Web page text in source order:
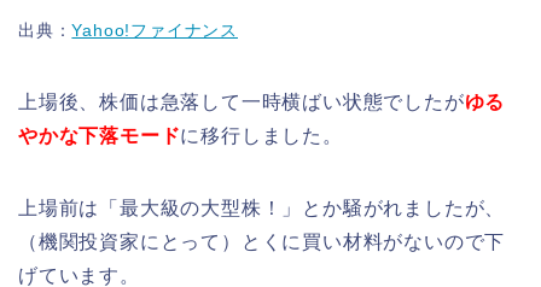
出典：Yahoo!ファイナンス
上場後、株価は急落して一時横ばい状態でしたがゆる
やかな下落モードに移行しました。
上場前は「最大級の大型株！」とか騒がれましたが、
（機関投資家にとって）とくに買い材料がないので下
げています。